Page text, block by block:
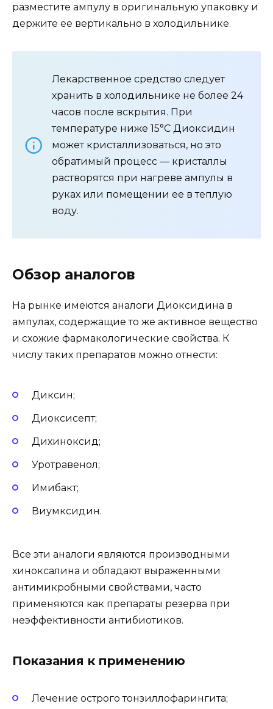
разместите ампулу в оригинальную упаковку и
держите ее вертикально в холодильнике.
Лекарственное средство следует
хранить в холодильнике не более 24
часов после вскрытия. При
температуре ниже 15°C Диоксидин
может кристаллизоваться, но это
обратимый процесс — кристаллы
растворятся при нагреве ампулы в
руках или помещении ее в теплую
воду.
Обзор аналогов
На рынке имеются аналоги Диоксидина в
ампулах, содержащие то же активное вещество
и схожие фармакологические свойства. К
числу таких препаратов можно отнести:
Диксин;
Диоксисепт;
Дихиноксид;
Уротравенол;
Имибакт;
Виумксидин.
Все эти аналоги являются производными
хиноксалина и обладают выраженными
антимикробными свойствами, часто
применяются как препараты резерва при
неэффективности антибиотиков.
Показания к применению
Лечение острого тонзиллофарингита;